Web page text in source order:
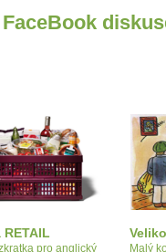
FaceBook
RETAIL
pro anglický
Malý